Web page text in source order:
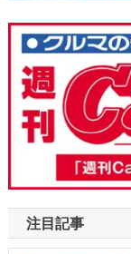
注目記事